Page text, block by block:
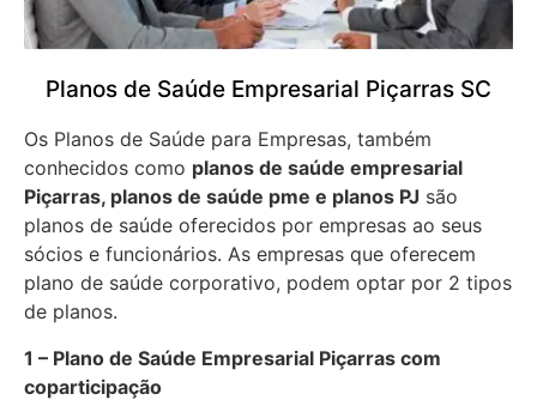
Planos de Saúde Empresarial Piçarras SC
Os Planos de Saúde para Empresas, também
conhecidos como planos de saúde empresarial
Piçarras, planos de saúde pme e planos PJ são
planos de saúde oferecidos por empresas ao seus
sócios e funcionários. As empresas que oferecem
plano de saúde corporativo, podem optar por 2 tipos
de planos.
1 – Plano de Saúde Empresarial Piçarras com
coparticipação